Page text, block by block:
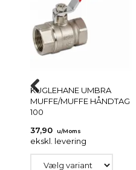
KUGLEHANE UMBRA
MUFFE/MUFFE HÅNDTAG
100
37,90
u/Moms
ekskl. levering